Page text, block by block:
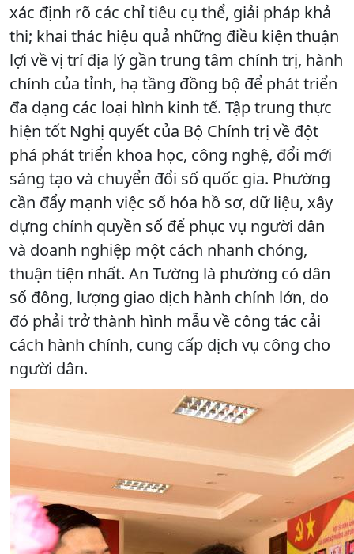
xác định rõ các chỉ tiêu cụ thể, giải pháp khả
thi; khai thác hiệu quả những điều kiện thuận
lợi về vị trí địa lý gần trung tâm chính trị, hành
chính của tỉnh, hạ tầng đồng bộ để phát triển
đa dạng các loại hình kinh tế. Tập trung thực
hiện tốt Nghị quyết của Bộ Chính trị về đột
phá phát triển khoa học, công nghệ, đổi mới
sáng tạo và chuyển đổi số quốc gia. Phường
cần đẩy mạnh việc số hóa hồ sơ, dữ liệu, xây
dựng chính quyền số để phục vụ người dân
và doanh nghiệp một cách nhanh chóng,
thuận tiện nhất. An Tường là phường có dân
số đông, lượng giao dịch hành chính lớn, do
đó phải trở thành hình mẫu về công tác cải
cách hành chính, cung cấp dịch vụ công cho
người dân.